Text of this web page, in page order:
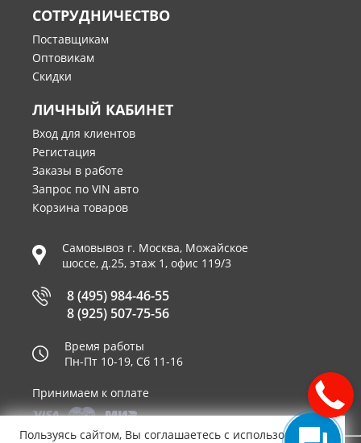
СОТРУДНИЧЕСТВО
Поставщикам
Оптовикам
Скидки
ЛИЧНЫЙ КАБИНЕТ
Вход для клиентов
Регистация
Заказы в работе
Запрос по VIN авто
Корзина товаров
Самовывоз г. Москва, Можайское
шоссе, д.25, этаж 1, офис 119/3
8 (495) 984-46-55
8 (925) 507-75-56
Время работы
Пн-Пт 10-19, Сб 11-16
Принимаем к оплате
Пользуясь сайтом, Вы соглашаетесь с использованием